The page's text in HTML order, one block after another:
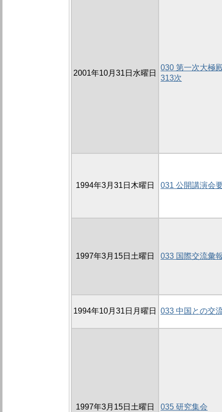
2001年10月31日水曜日
030 第一次大極
313次
1994年3月31日木曜日 031 公開講演会
1997年3月15日土曜日 033 国際交流彙
1994年10月31日月曜日 033 中国との交
1997年3月15日土曜日 035 研究集会